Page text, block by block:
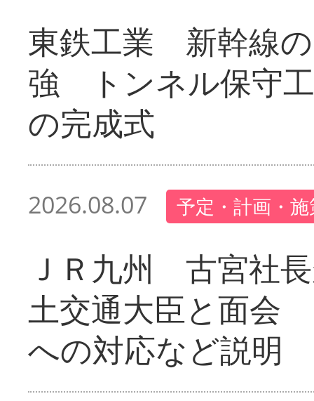
東鉄工業 新幹線
強 トンネル保守
の完成式
2026.08.07 予定・計画・
ＪＲ九州 古宮社
土交通大臣と面会
への対応など説明